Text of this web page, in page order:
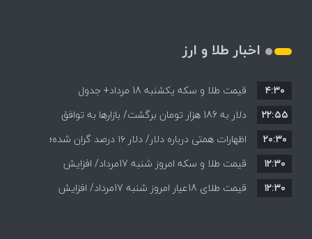
اخبار طلا و ارز
قیمت طلا و سکه یکشنبه 18 مرداد+ جدول
۴:۳۰
دلار به 186 هزار تومان برگشت/ بازارها به توافق
احتمالی هرمز چه واکنشی نشان دادند؟
۲۲:۵۵
اظهارات همتی درباره دلار/ دلار ۱۶ درصد گران شده؛
این افزایش طبیعی است
۲۰:۳۰
قیمت طلا و سکه امروز شنبه 17مرداد/ افزایش
همه قیمت ها + جدول و جزئیات
۱۲:۳۰
قیمت طلای 18عیار امروز شنبه 17مرداد/ افزایش
۱۲:۳۰